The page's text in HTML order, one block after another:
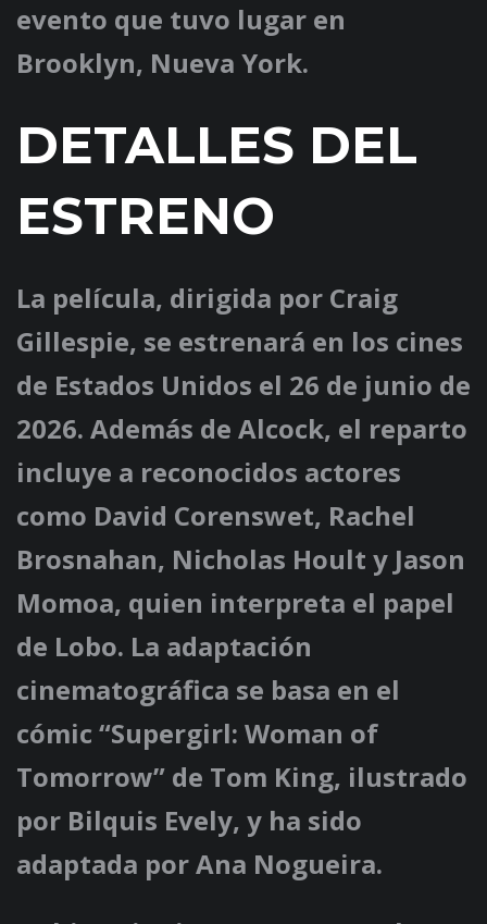
evento que tuvo lugar en
Brooklyn, Nueva York.
DETALLES DEL
ESTRENO
La película, dirigida por Craig
Gillespie, se estrenará en los cines
de Estados Unidos el 26 de junio de
2026. Además de Alcock, el reparto
incluye a reconocidos actores
como David Corenswet, Rachel
Brosnahan, Nicholas Hoult y Jason
Momoa, quien interpreta el papel
de Lobo. La adaptación
cinematográfica se basa en el
cómic “Supergirl: Woman of
Tomorrow” de Tom King, ilustrado
por Bilquis Evely, y ha sido
adaptada por Ana Nogueira.